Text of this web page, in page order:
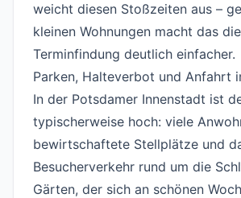
weicht diesen Stoßzeiten aus –
kleinen Wohnungen macht das die
Terminfindung deutlich einfacher.
Parken, Halteverbot und Anfahrt
In der Potsdamer Innenstadt ist
typischerweise hoch: viele
bewirtschaftete Stellplätze und
Besucherverkehr rund um die
Gärten, der sich an schönen